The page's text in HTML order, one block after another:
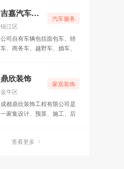
味特色菜品。
汽车服务
吉嘉汽车租赁
锦江区
公司自有车辆包括面包车、轿
车、商务车、越野车、婚车、
家居装饰
鼎欣装饰
金牛区
成都鼎欣装饰工程有限公司是
一家集设计、预算、施工、后
查看更多